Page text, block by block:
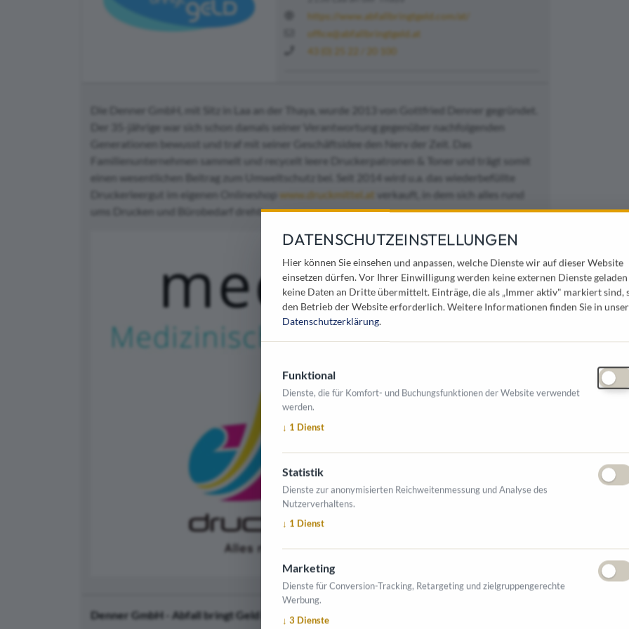
https://www.abfallbringtgeld.com/at/
office@abfallbringtgeld.at
43 (0) 25 22 / 20 100
Die Denner GmbH, mit Sitz in Laa an der Thaya, wurde 2013 von Gottfried Denner gegründet.
Der 35-jährige war sich schon damals seiner Verantwortung gegenüber nachfolgenden
Generationen bewusst und traf mit seiner Geschäftsidee den Nerv der Zeit. Das
Familienunternehmen sammelt und recycelt leere Druckerpatronen & Toner und trägt somit
einen wesentlichen Beitrag zum Umweltschutz bei. Seit 2014 wird u.a. das wiederbefüllte
Druckerleergut im eigenen Onlineshop www.druckmittel.at
verkauft, in dem sich alles rund
ums Drucken und Bürobedarf dreht.
Denner GmbH - Abfall bringt Geld ist in folgenden Branchen tätig:
DATENSCHUTZEINSTELLUNGEN
Hier können Sie einsehen und anpassen, welche Dienste wir auf dieser Website
einsetzen dürfen. Vor Ihrer Einwilligung werden keine externen Dienste
keine Daten an Dritte übermittelt. Einträge, die als „Immer aktiv" markiert sind,
den Betrieb der Website erforderlich.Weitere Informationen finden Sie in
Datenschutzerklärung.
Funktional
Dienste, die für Komfort- und Buchungsfunktionen der Website verwendet
werden.
↓ 1 Dienst
Statistik
Dienste zur anonymisierten Reichweitenmessung und Analyse des
Nutzerverhaltens.
↓ 1 Dienst
Marketing
Dienste für Conversion-Tracking, Retargeting und zielgruppengerechte
Werbung.
↓ 3 Dienste